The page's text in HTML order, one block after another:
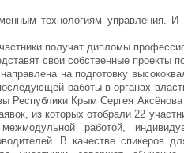
технологиям управления.
получат дипломы
свои собственные проекты
на подготовку
работы в органах
Республики Крым Сергея
из которых отобрали 22
работой,
В качестве спикеров